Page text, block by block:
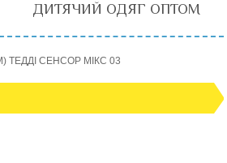
ДИТЯЧИЙ ОДЯГ ОПТОМ
ТЕДДІ СЕНСОР МІКС 03